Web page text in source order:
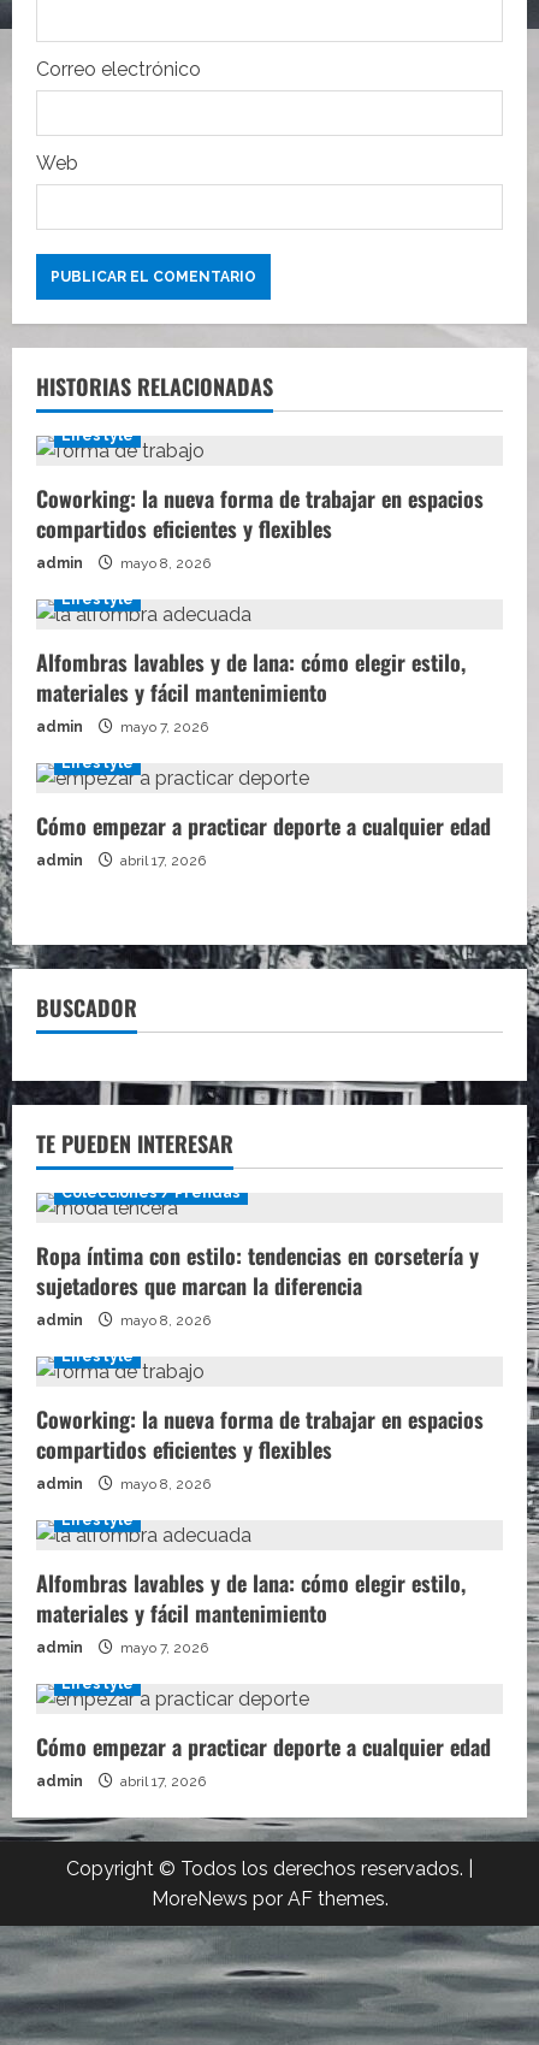
a
d
a
s
Correo electrónico
Web
HISTORIAS RELACIONADAS
Lifestyle
Coworking: la nueva forma de trabajar en espacios
compartidos eficientes y flexibles
admin mayo 8, 2026
Lifestyle
Alfombras lavables y de lana: cómo elegir estilo,
materiales y fácil mantenimiento
admin mayo 7, 2026
Lifestyle
Cómo empezar a practicar deporte a cualquier edad
admin abril 17, 2026
BUSCADOR
TE PUEDEN INTERESAR
Colecciones / Prendas
Ropa íntima con estilo: tendencias en corsetería y
sujetadores que marcan la diferencia
admin mayo 8, 2026
Lifestyle
Coworking: la nueva forma de trabajar en espacios
compartidos eficientes y flexibles
admin mayo 8, 2026
Lifestyle
Alfombras lavables y de lana: cómo elegir estilo,
materiales y fácil mantenimiento
admin mayo 7, 2026
Lifestyle
Cómo empezar a practicar deporte a cualquier edad
admin abril 17, 2026
Copyright © Todos los derechos reservados.
MoreNews por AF themes.